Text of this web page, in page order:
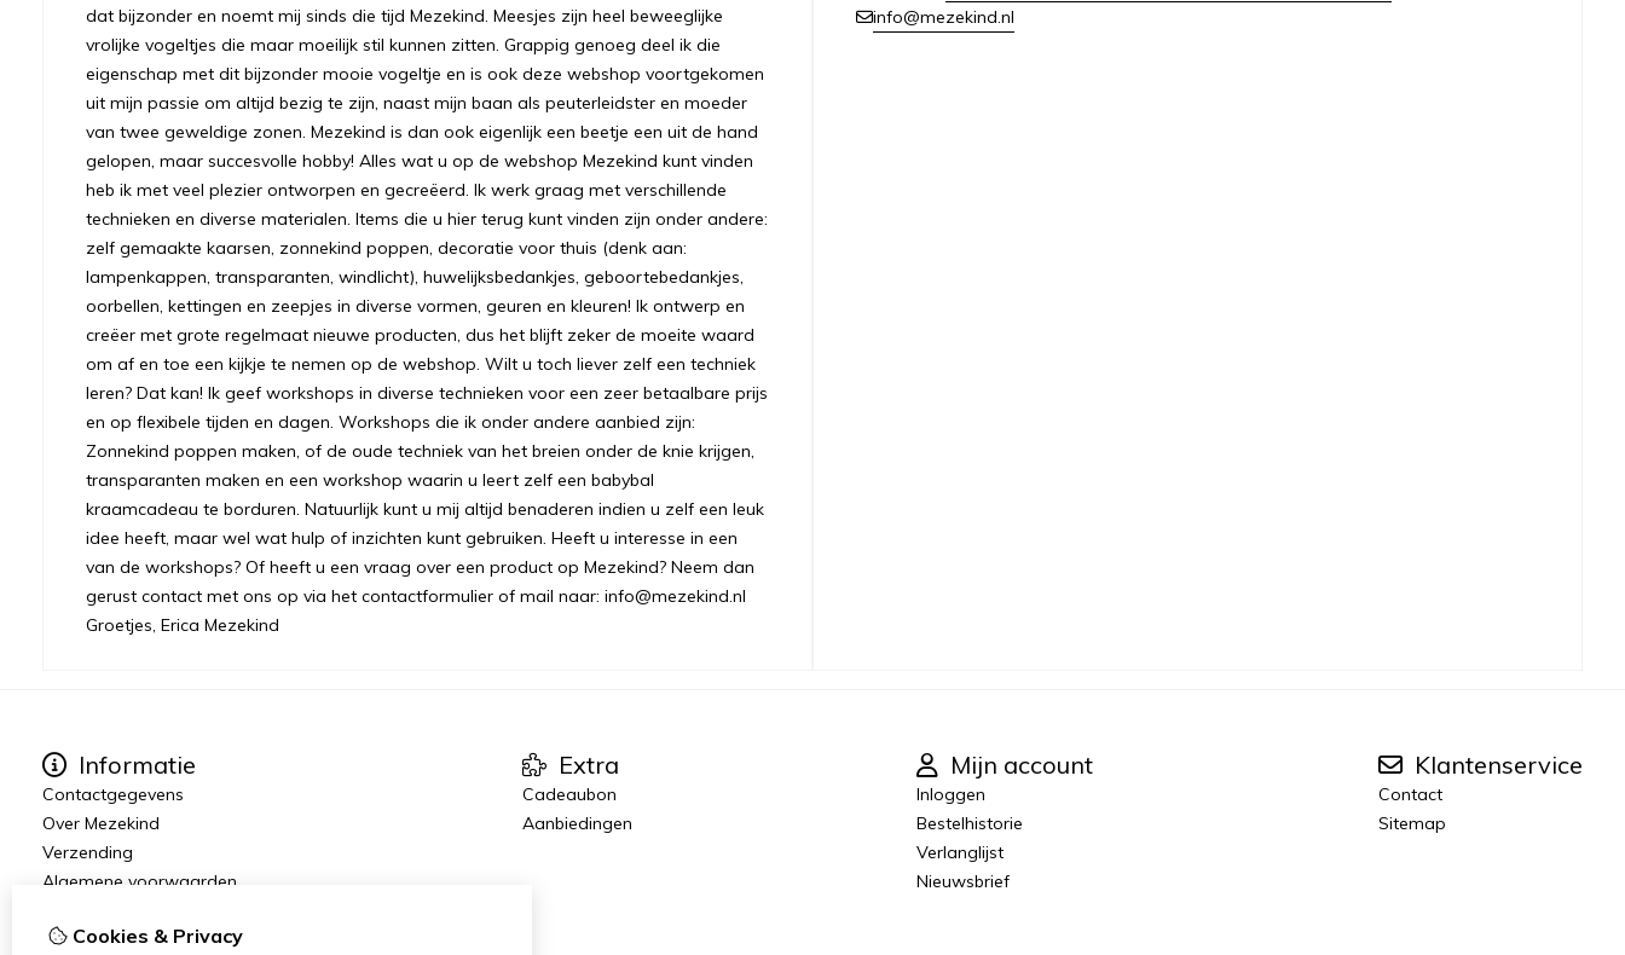
dat bijzonder en noemt mij sinds die tijd Mezekind. Meesjes zijn heel beweeglijke
vrolijke vogeltjes die maar moeilijk stil kunnen zitten. Grappig genoeg deel ik die
eigenschap met dit bijzonder mooie vogeltje en is ook deze webshop voortgekomen
uit mijn passie om altijd bezig te zijn, naast mijn baan als peuterleidster en moeder
van twee geweldige zonen. Mezekind is dan ook eigenlijk een beetje een uit de hand
gelopen, maar succesvolle hobby! Alles wat u op de webshop Mezekind kunt vinden
heb ik met veel plezier ontworpen en gecreëerd. Ik werk graag met verschillende
technieken en diverse materialen. Items die u hier terug kunt vinden zijn onder andere:
zelf gemaakte kaarsen, zonnekind poppen, decoratie voor thuis (denk aan:
lampenkappen, transparanten, windlicht), huwelijksbedankjes, geboortebedankjes,
oorbellen, kettingen en zeepjes in diverse vormen, geuren en kleuren! Ik ontwerp en
creëer met grote regelmaat nieuwe producten, dus het blijft zeker de moeite waard
om af en toe een kijkje te nemen op de webshop. Wilt u toch liever zelf een techniek
leren? Dat kan! Ik geef workshops in diverse technieken voor een zeer betaalbare prijs
en op flexibele tijden en dagen. Workshops die ik onder andere aanbied zijn:
Zonnekind poppen maken, of de oude techniek van het breien onder de knie krijgen,
transparanten maken en een workshop waarin u leert zelf een babybal
kraamcadeau te borduren. Natuurlijk kunt u mij altijd benaderen indien u zelf een leuk
idee heeft, maar wel wat hulp of inzichten kunt gebruiken. Heeft u interesse in een
van de workshops? Of heeft u een vraag over een product op Mezekind? Neem dan
gerust contact met ons op via het contactformulier of mail naar: info@mezekind.nl
Groetjes, Erica Mezekind
info@mezekind.nl
Informatie
Contactgegevens
Over Mezekind
Verzending
Algemene voorwaarden
Extra
Cadeaubon
Aanbiedingen
Mijn account
Inloggen
Bestelhistorie
Verlanglijst
Nieuwsbrief
Klantenservice
Contact
Sitemap
Cookies & Privacy